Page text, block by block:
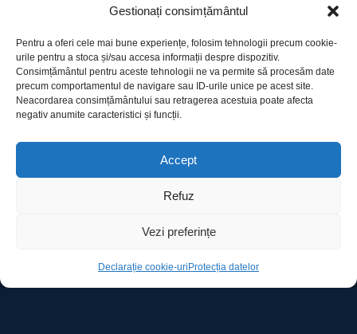
Gestionați consimțământul
Pentru a oferi cele mai bune experiențe, folosim tehnologii precum cookie-
urile pentru a stoca și/sau accesa informații despre dispozitiv.
Consimțământul pentru aceste tehnologii ne va permite să procesăm date
precum comportamentul de navigare sau ID-urile unice pe acest site.
Neacordarea consimțământului sau retragerea acestuia poate afecta
negativ anumite caracteristici și funcții.
Accept
Refuz
Vezi preferințe
Declarație cookie-uri Protecția datelor
Utile
Declarație cookie-uri
Contact
Ro Image SRL
Strada Mihai Eminescu, nr. 142, et.7, ap. 23,